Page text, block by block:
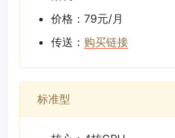
价格：79元/月
传送： 购买链接
标准型